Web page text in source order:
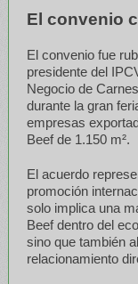
El convenio
El convenio fue
presidente del
Negocio de
durante la gran
empresas
Beef de 1.150 m².
El acuerdo
promoción
solo implica una
Beef dentro del
sino que también
relacionamiento